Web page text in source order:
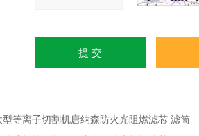
型等离子切割机唐纳森防火光阻燃滤芯 滤筒